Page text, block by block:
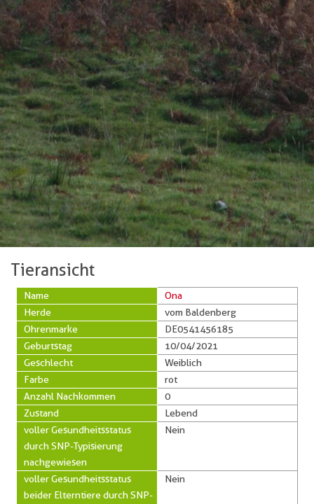
Tieransicht
Name
Ona
Herde
vom Baldenberg
Ohrenmarke
DE0541456185
Geburtstag
10/04/2021
Geschlecht
Weiblich
Farbe
rot
Anzahl Nachkommen
0
Zustand
Lebend
voller Gesundheitsstatus
durch SNP-Typisierung
nachgewiesen
Nein
voller Gesundheitsstatus
beider Elterntiere durch SNP-
Nein